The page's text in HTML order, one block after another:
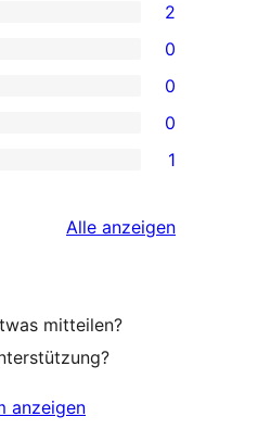
2
0
0
0
1
Alle Rezensionen
anzeigen
mitteilen?
anzeigen